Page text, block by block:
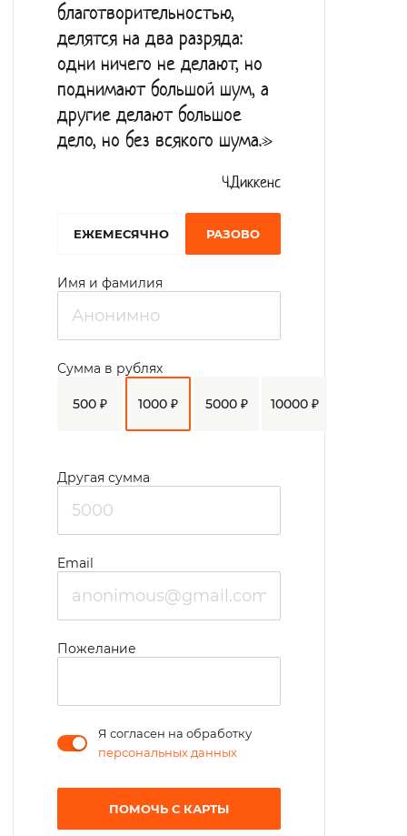
благотворительностью,
делятся на два разряда:
одни ничего не делают, но
поднимают большой шум, а
другие делают большое
дело, но без всякого шума.»
Ч.Диккенс
EЖЕМЕСЯЧНО РАЗОВО
Имя и фамилия
500 ₽ 1000 ₽ 5000 ₽ 10000 ₽
Сумма в рублях
Другая сумма
Email
Пожелание
Я согласен на обработку
персональных данных
ПОМОЧЬ С КАРТЫ